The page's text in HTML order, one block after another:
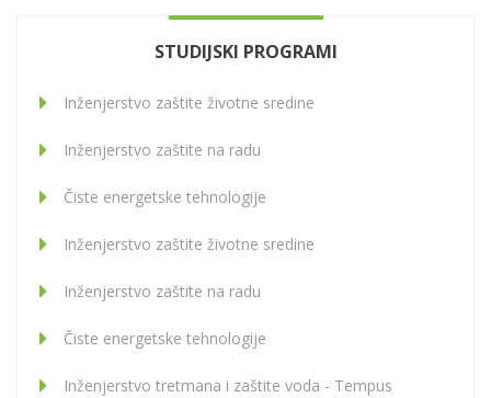
STUDIJSKI PROGRAMI
Inženjerstvo zaštite životne sredine
Inženjerstvo zaštite na radu
Čiste energetske tehnologije
Inženjerstvo zaštite životne sredine
Inženjerstvo zaštite na radu
Čiste energetske tehnologije
Inženjerstvo tretmana i zaštite voda - Tempus